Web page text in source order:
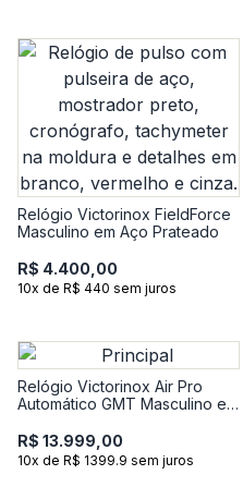
Relógio Victorinox FieldForce
Masculino em Aço Prateado
R$ 4.400,00
10x de R$ 440 sem juros
Relógio Victorinox Air Pro
Automático GMT Masculino em
R$ 13.999,00
10x de R$ 1399.9 sem juros